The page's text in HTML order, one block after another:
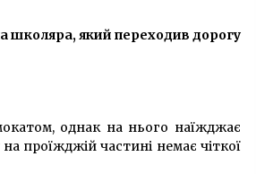
Пассажиров из Киева везли в
вагоне с сугробами
школяра, який переходив дорогу
однак на нього наїжджає
проїжджій частині немає чіткої